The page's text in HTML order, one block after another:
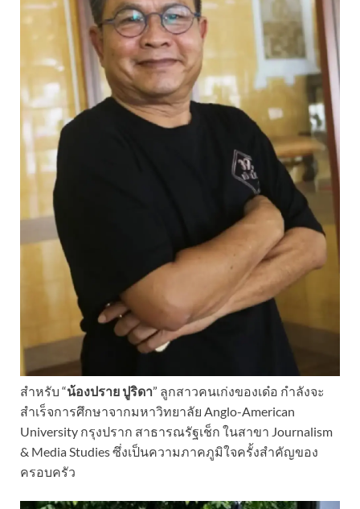
สำหรับ “น้องปราย ปูริดา” ลูกสาวคนเก่งของเด๋อ กำลังจะ
สำเร็จการศึกษาจากมหาวิทยาลัย Anglo-American
University กรุงปราก สาธารณรัฐเช็ก ในสาขา Journalism
& Media Studies ซึ่งเป็นความภาคภูมิใจครั้งสำคัญของ
ครอบครัว